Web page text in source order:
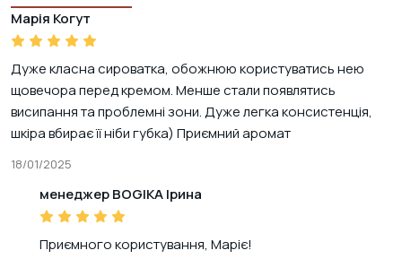
Зберігання
сонячних променів,
близькості теплоносіїв та
вологи.
Термін придатності
Протипоказання
індивідуальна
Марія Когут
Дуже класна сироватка, обожнюю користуватись нею
щовечора перед кремом. Менше стали появлятись
висипання та проблемні зони. Дуже легка консистенція,
шкіра вбирає її ніби губка) Приємний аромат
18/01/2025
менеджер BOGIKA Ірина
Приємного користування, Маріє!
Додавайте в кошик товари, які хочете придбати